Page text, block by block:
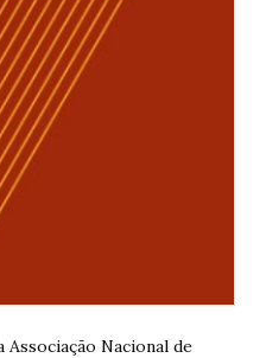
Associação Nacional de